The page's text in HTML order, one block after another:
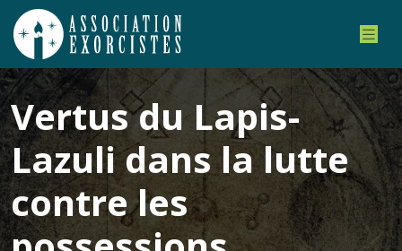
Vertus du Lapis-
Lazuli dans la lutte
contre les